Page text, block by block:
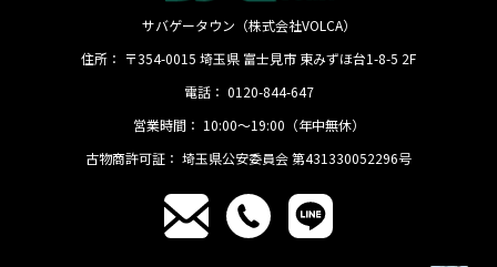
サバゲータウン（株式会社VOLCA）
住所： 〒354-0015 埼玉県 富士見市 東みずほ台1-8-5 2F
電話： 0120-844-647
営業時間： 10:00〜19:00（年中無休）
古物商許可証： 埼玉県公安委員会 第431330052296号